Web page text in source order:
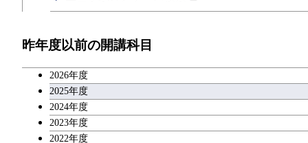
エネルギー・情報コース
エンジニアリングデザインコース
原子核工学コース
物質・情報卓越コース
イノベーション科学コース
人間医療科学技術コース
技術経営専門職学位課程
開閉
技術経営専門職学位課程
専門科目
キャリア科目
昨年度以前の開講科目
2026年度
2025年度
2024年度
2023年度
2022年度